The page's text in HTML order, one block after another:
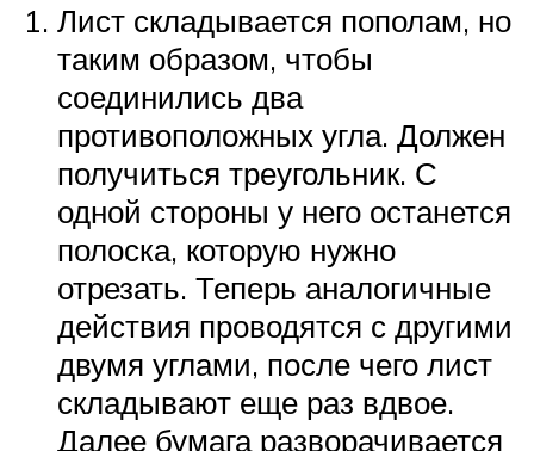
Лист складывается пополам, но
таким образом, чтобы
соединились два
противоположных угла. Должен
получиться треугольник. С
одной стороны у него останется
полоска, которую нужно
отрезать. Теперь аналогичные
действия проводятся с другими
двумя углами, после чего лист
складывают еще раз вдвое.
Далее бумага разворачивается